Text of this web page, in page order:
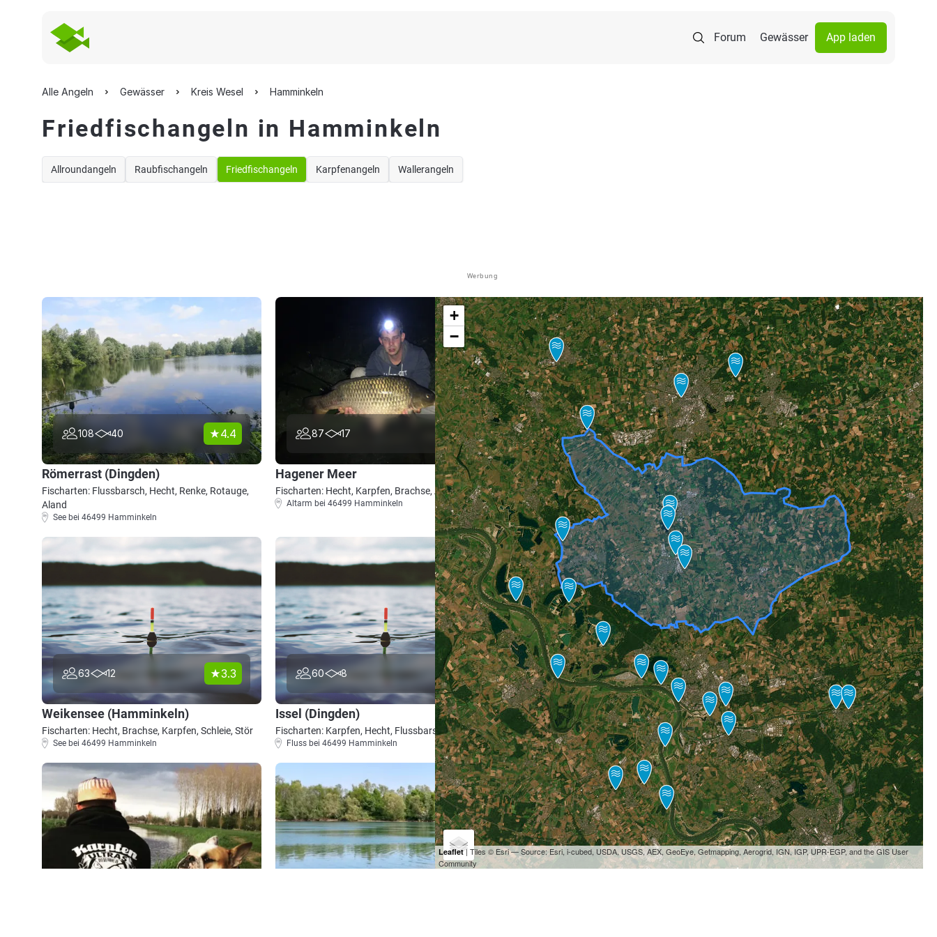
Forum Gewässer App laden
Alle Angeln Gewässer Kreis Wesel Hamminkeln
Friedfischangeln in Hamminkeln
Allroundangeln Raubfischangeln Friedfischangeln Karpfenangeln Wallerangeln
Werbung
108 40 4.4
Römerrast (Dingden)
Fischarten: Flussbarsch, Hecht, Renke, Rotauge,
Aland
See bei 46499 Hamminkeln
87 17 4.2
Hagener Meer
Fischarten: Hecht, Karpfen, Brachse, Aal, Schleie
Altarm bei 46499 Hamminkeln
63 12 3.3
Weikensee (Hamminkeln)
Fischarten: Hecht, Brachse, Karpfen, Schleie, Stör
See bei 46499 Hamminkeln
60 8 4.8
Issel (Dingden)
Fischarten: Karpfen, Hecht, Flussbarsch
Fluss bei 46499 Hamminkeln
+
−
Leaflet| Tiles © Esri — Source: Esri, i-cubed, USDA, USGS, AEX, GeoEye, Getmapping, Aerogrid, IGN, IGP, UPR-EGP, and the GIS User
Community